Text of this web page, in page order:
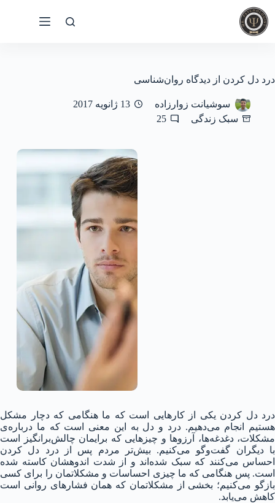
پرش
به
محتوا
درد دل کردن از دیدگاه روان‌شناسی
سوشیانت زوارزاده
13 ژانویه 2017
سبک زندگی
25
درد دل کردن یکی از کارهایی است که ما هنگامی که دچار مشکل
هستیم انجام می‌دهیم. درد و دل به این معنی است که ما درباره‌ی
مشکلات، دغدغه‌ها، آرزوها و چیزهایی که برایمان چالش‌برانگیز است
با دیگران گفت‌و‌گو می‌کنیم. بیش‌تر مردم پس از درد دل کردن
احساس می‌کنند که سبک شده‌اند و از شدت اندوهشان کاسته شده
است. پس هنگامی که ما چیزی احساسات و مشکلاتمان را برای کسی
بازگو می‌کنیم؛ بخشی از مشکلاتمان که همان فشارهای روانی است
کاهش می‌یابد.